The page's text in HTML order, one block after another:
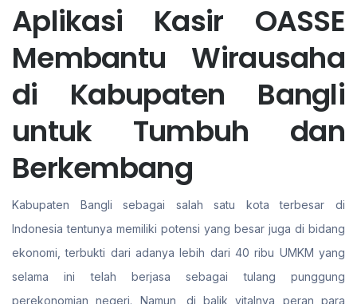
Aplikasi Kasir OASSE
Membantu Wirausaha
di Kabupaten Bangli
untuk Tumbuh dan
Berkembang
Kabupaten Bangli sebagai salah satu kota terbesar di
Indonesia tentunya memiliki potensi yang besar juga di bidang
ekonomi, terbukti dari adanya lebih dari 40 ribu UMKM yang
selama ini telah berjasa sebagai tulang punggung
perekonomian negeri. Namun, di balik vitalnya peran para